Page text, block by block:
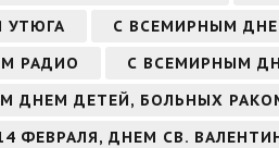
УТЮГА
С ВСЕМИРНЫМ
РАДИО
С ВСЕМИРНЫМ
ДНЕМ ДЕТЕЙ, БОЛЬНЫХ
ФЕВРАЛЯ, ДНЕМ СВ.